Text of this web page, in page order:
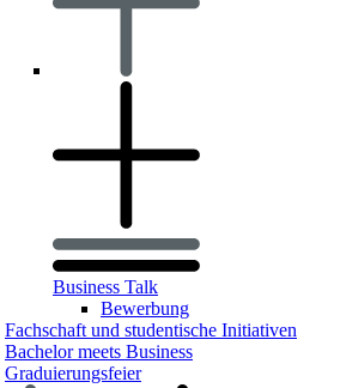
Business Talk
Bewerbung
Fachschaft und studentische Initiativen
Bachelor meets Business
Graduierungsfeier